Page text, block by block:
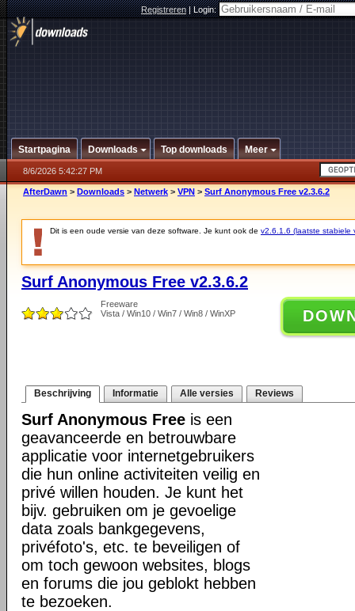
Registreren|Login:
Startpagina Downloads Top downloads Meer
8/6/2026 5:42:27 PM
AfterDawn > Downloads > Netwerk > VPN > Surf Anonymous Free v2.3.6.2
Dit is een oude versie van deze software. Je kunt ook de v2.6.1.6 (laatste stabiele
Surf Anonymous Free v2.3.6.2
Freeware
Vista / Win10 / Win7 / Win8 / WinXP
Beschrijving Informatie Alle versies Reviews
Surf Anonymous Free is een
geavanceerde en betrouwbare
applicatie voor internetgebruikers
die hun online activiteiten veilig en
privé willen houden. Je kunt het
bijv. gebruiken om je gevoelige
data zoals bankgegevens,
privéfoto's, etc. te beveiligen of
om toch gewoon websites, blogs
en forums die jou geblokt hebben
te bezoeken.